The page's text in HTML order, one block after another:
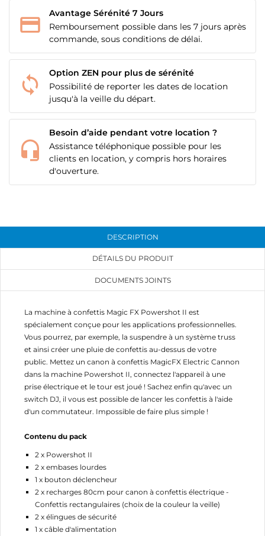
Avantage Sérénité 7 Jours
Remboursement possible dans les 7 jours après
commande, sous conditions de délai.
Option ZEN pour plus de sérénité
Possibilité de reporter les dates de location
jusqu'à la veille du départ.
Besoin d’aide pendant votre location ?
Assistance téléphonique possible pour les
clients en location, y compris hors horaires
d'ouverture.
DESCRIPTION
DÉTAILS DU PRODUIT
DOCUMENTS JOINTS
La machine à confettis Magic FX Powershot II est
spécialement conçue pour les applications professionnelles.
Vous pourrez, par exemple, la suspendre à un système truss
et ainsi créer une pluie de confettis au-dessus de votre
public. Mettez un canon à confettis MagicFX Electric Cannon
dans la machine Powershot II, connectez l'appareil à une
prise électrique et le tour est joué ! Sachez enfin qu'avec un
switch DJ, il vous est possible de lancer les confettis à l'aide
d'un commutateur. Impossible de faire plus simple !
Contenu du pack
2 x Powershot II
2 x embases lourdes
1 x bouton déclencheur
2 x recharges 80cm pour canon à confettis électrique -
Confettis rectangulaires (choix de la couleur la veille)
2 x élingues de sécurité
1 x câble d'alimentation
add_circle_outlineCréer une nouvelle liste
CRÉER UNE LISTE D'ENVIES
Créer une liste d'envies
CONNEXION
Annuler Connexion